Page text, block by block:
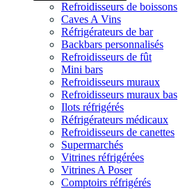
Refroidisseurs de boissons
Caves A Vins
Réfrigérateurs de bar
Backbars personnalisés
Refroidisseurs de fût
Mini bars
Refroidisseurs muraux
Refroidisseurs muraux bas
Ilots réfrigérés
Réfrigérateurs médicaux
Refroidisseurs de canettes
Supermarchés
Vitrines réfrigérées
Vitrines A Poser
Comptoirs réfrigérés